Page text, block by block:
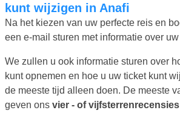
kunt wijzigen in Anafi
Na het kiezen van uw perfecte reis en
een e-mail sturen met informatie over
We zullen u ook informatie sturen over
kunt opnemen en hoe u uw ticket kunt
de meeste tijd alleen doen. De meeste
geven ons vier - of vijfsterrenrecensies